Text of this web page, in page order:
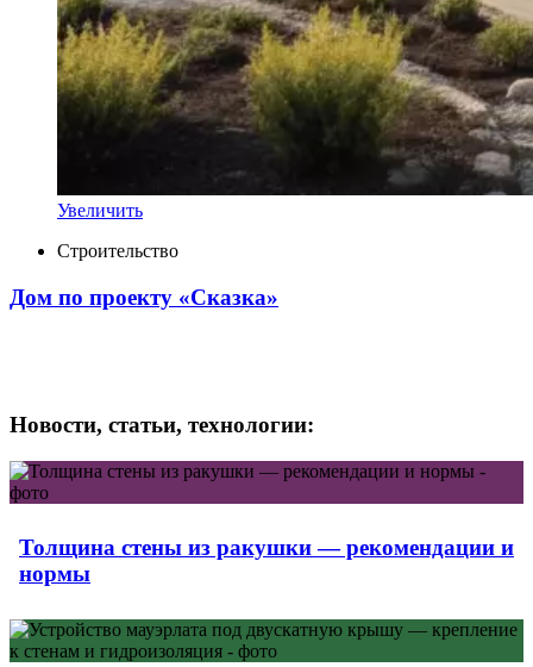
Увеличить
Строительство
Дом по проекту «Сказка»
Новости, статьи, технологии:
Толщина стены из ракушки — рекомендации и
нормы